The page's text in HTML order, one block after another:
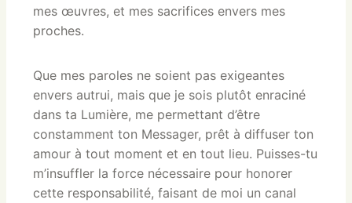
mes œuvres, et mes sacrifices envers mes
proches.
Que mes paroles ne soient pas exigeantes
envers autrui, mais que je sois plutôt enraciné
dans ta Lumière, me permettant d’être
constamment ton Messager, prêt à diffuser ton
amour à tout moment et en tout lieu. Puisses-tu
m’insuffler la force nécessaire pour honorer
cette responsabilité, faisant de moi un canal